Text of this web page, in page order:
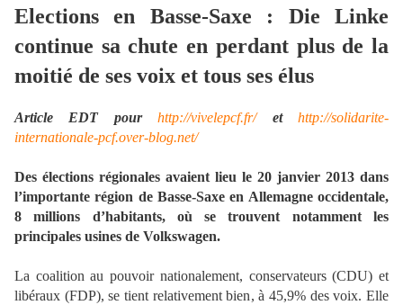
Elections en Basse-Saxe : Die Linke
continue sa chute en perdant plus de la
moitié de ses voix et tous ses élus
Article EDT pourhttp://vivelepcf.fr/ethttp://solidarite-
internationale-pcf.over-blog.net/
Des élections régionales avaient lieu le 20 janvier 2013 dans
l’importante région de Basse-Saxe en Allemagne occidentale,
8 millions d’habitants, où se trouvent notamment les
principales usines de Volkswagen.
La coalition au pouvoir nationalement, conservateurs (CDU) et
libéraux (FDP), se tient relativement bien, à 45,9% des voix. Elle